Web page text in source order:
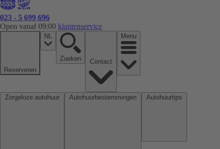
023 - 5 699 696
Open vanaf 09:00 klantenservice
Reserveren
NL
Zoeken
Menu